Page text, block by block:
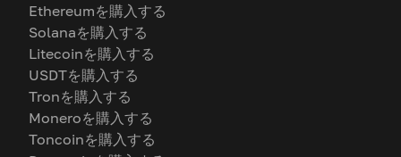
Ethereumを購入する
Solanaを購入する
Litecoinを購入する
USDTを購入する
Tronを購入する
Moneroを購入する
Toncoinを購入する